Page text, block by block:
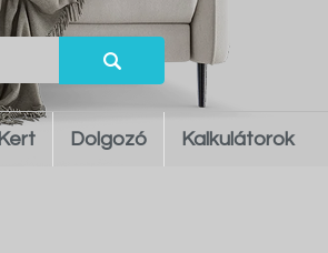
Kert Dolgozó Kalkulátorok